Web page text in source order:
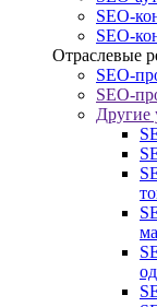
SEO-
SEO-
Отраслевые
SEO-
SEO-
Другие